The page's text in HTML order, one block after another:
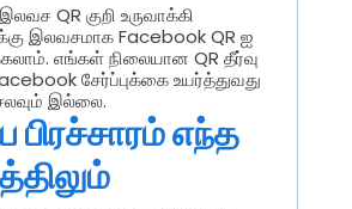
QR குறி உருவாக்கி
இலவசமாக Facebook QR ஐ
எங்கள் நிலையான QR தீர்வு
சேர்ப்புக்கை உயர்த்துவது
இல்லை.
பிரச்சாரம் எந்த